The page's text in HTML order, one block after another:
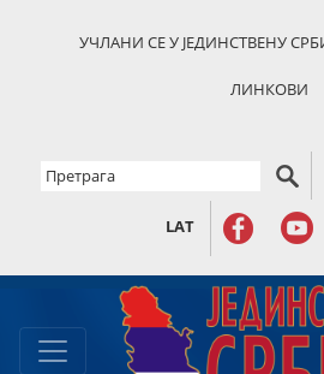
УЧЛАНИ СЕ У ЈЕДИНСТВЕНУ
ЛИНКОВИ
LAT